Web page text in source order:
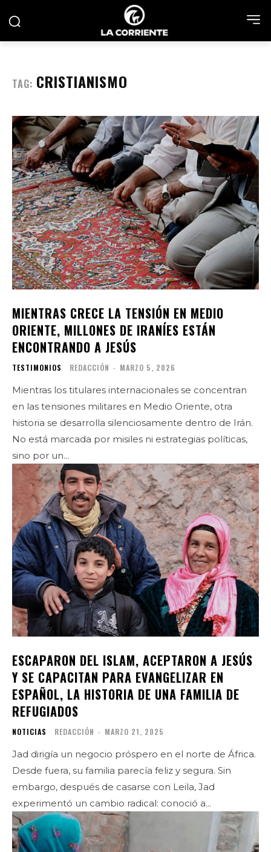
TAG: CRISTIANISMO
MIENTRAS CRECE LA TENSIÓN EN MEDIO
ORIENTE, MILLONES DE IRANÍES ESTÁN
ENCONTRANDO A JESÚS
TESTIMONIOS REDACCIÓN - MARZO 5, 2026
Mientras los titulares internacionales se concentran
en las tensiones militares en Medio Oriente, otra
historia se desarrolla silenciosamente dentro de Irán.
No está marcada por misiles ni estrategias políticas,
sino por un...
ESCAPARON DEL ISLAM, ACEPTARON A JESÚS
Y SE CAPACITAN PARA EVANGELIZAR EN
ESPAÑOL, LA HISTORIA DE UNA FAMILIA DE
REFUGIADOS
NOTICIAS REDACCIÓN - MARZO 21, 2025
Jad dirigía un negocio próspero en el norte de África.
Desde fuera, su familia parecía feliz y segura. Sin
embargo, después de casarse con Leila, Jad
experimentó un cambio radical: conoció a...